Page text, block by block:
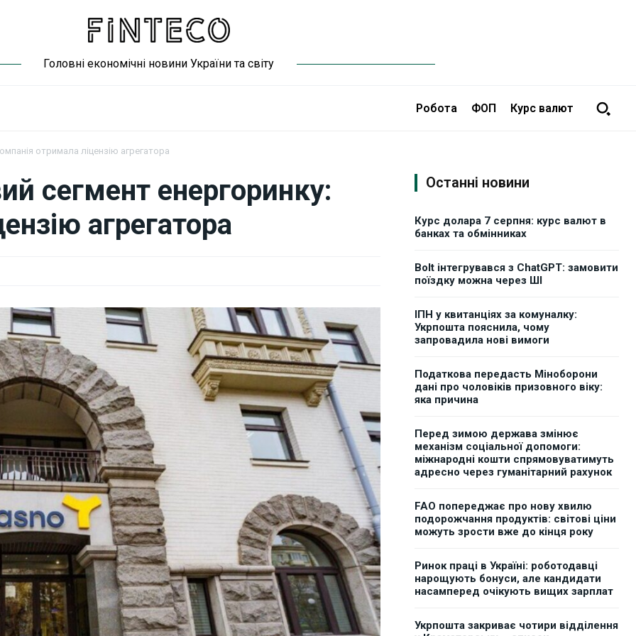
Головні економічні новини України та світу
Робота ФОП Курс валют
отримала ліцензію агрегатора
сегмент енергоринку:
агрегатора
Останні новини
Курс долара 7 серпня: курс валют в
банках та обмінниках
Bolt інтегрувався з ChatGPT: замовити
поїздку можна через ШІ
ІПН у квитанціях за комуналку:
Укрпошта пояснила, чому
запровадила нові вимоги
Податкова передасть Міноборони
дані про чоловіків призовного віку:
яка причина
Перед зимою держава змінює
механізм соціальної допомоги:
міжнародні кошти спрямовуватимуть
адресно через гуманітарний рахунок
FAO попереджає про нову хвилю
подорожчання продуктів: світові ціни
можуть зрости вже до кінця року
Ринок праці в Україні: роботодавці
нарощують бонуси, але кандидати
насамперед очікують вищих зарплат
Укрпошта закриває чотири відділення